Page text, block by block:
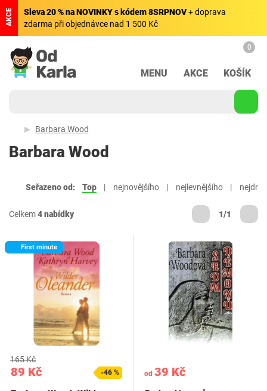
AKCE Sleva 20 % na NOVINKY s kódem 8SRPNOV+ doprava
zdarma při objednávce nad 1 500 Kč
MENU AKCE
0
KOŠÍK
Barbara Wood
Barbara Wood
Seřazeno od: Top nejnovějšího nejlevnějšího
Celkem4 nabídky 1/1
First minute
89 Kč
165 Kč
-46 % od 39 Kč